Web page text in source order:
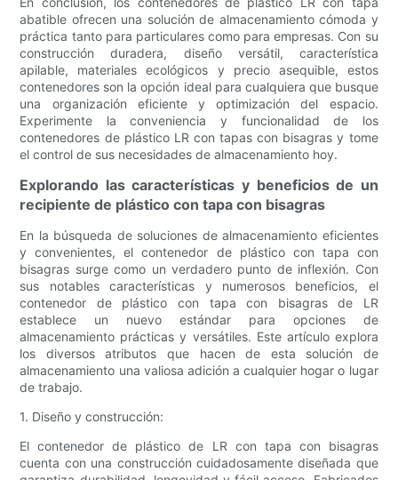
abatible ofrecen una solución de almacenamiento cómoda y
práctica tanto para particulares como para empresas. Con su
construcción duradera, diseño versátil, característica
apilable, materiales ecológicos y precio asequible, estos
contenedores son la opción ideal para cualquiera que busque
una organización eficiente y optimización del espacio.
Experimente la conveniencia y funcionalidad de los
contenedores de plástico LR con tapas con bisagras y tome
el control de sus necesidades de almacenamiento hoy.
Explorando las características y beneficios de un
recipiente de plástico con tapa con bisagras
En la búsqueda de soluciones de almacenamiento eficientes
y convenientes, el contenedor de plástico con tapa con
bisagras surge como un verdadero punto de inflexión. Con
sus notables características y numerosos beneficios, el
contenedor de plástico con tapa con bisagras de LR
establece un nuevo estándar para opciones de
almacenamiento prácticas y versátiles. Este artículo explora
los diversos atributos que hacen de esta solución de
almacenamiento una valiosa adición a cualquier hogar o lugar
de trabajo.
1. Diseño y construcción:
El contenedor de plástico de LR con tapa con bisagras
cuenta con una construcción cuidadosamente diseñada que